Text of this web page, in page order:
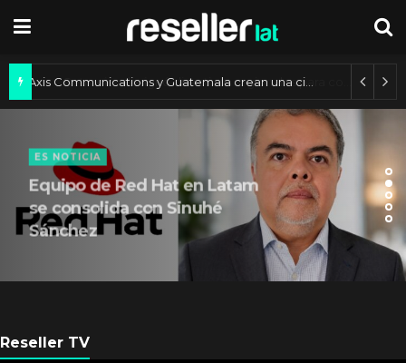
ES NOTICIA
Equipo de Red Hat en Latam
se consolida con Sinuhé
Sánchez
Reseller TV